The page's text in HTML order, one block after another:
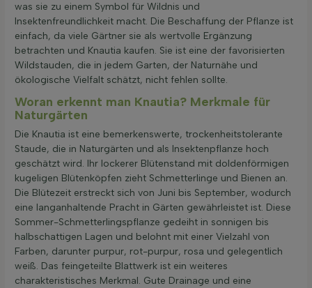
was sie zu einem Symbol für Wildnis und
Insektenfreundlichkeit macht. Die Beschaffung der Pflanze ist
einfach, da viele Gärtner sie als wertvolle Ergänzung
betrachten und Knautia kaufen. Sie ist eine der favorisierten
Wildstauden, die in jedem Garten, der Naturnähe und
ökologische Vielfalt schätzt, nicht fehlen sollte.
Woran erkennt man Knautia? Merkmale für
Naturgärten
Die Knautia ist eine bemerkenswerte, trockenheitstolerante
Staude, die in Naturgärten und als Insektenpflanze hoch
geschätzt wird. Ihr lockerer Blütenstand mit doldenförmigen
kugeligen Blütenköpfen zieht Schmetterlinge und Bienen an.
Die Blütezeit erstreckt sich von Juni bis September, wodurch
eine langanhaltende Pracht in Gärten gewährleistet ist. Diese
Sommer-Schmetterlingspflanze gedeiht in sonnigen bis
halbschattigen Lagen und belohnt mit einer Vielzahl von
Farben, darunter purpur, rot-purpur, rosa und gelegentlich
weiß. Das feingeteilte Blattwerk ist ein weiteres
charakteristisches Merkmal. Gute Drainage und eine